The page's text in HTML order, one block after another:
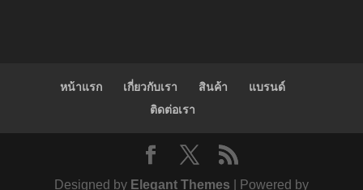
หน้าแรก เกี่ยวกับเรา สินค้า
แบรนด์
ติดต่อเรา
Designed by Elegant Themes | Powered by